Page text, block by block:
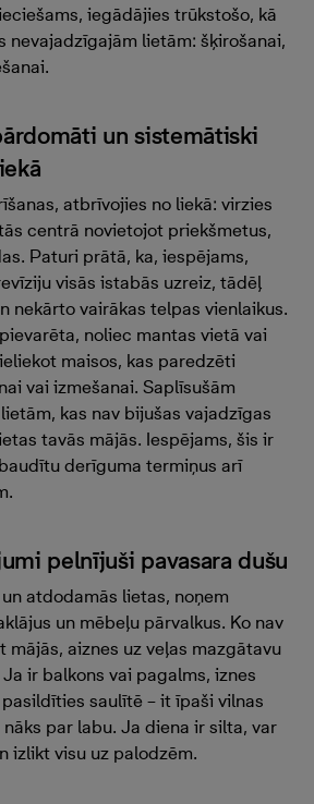
iegādājies trūkstošo, kā
nevajadzīgajām lietām: šķirošanai,
un sistemātiski
atbrīvojies no liekā: virzies
centrā novietojot priekšmetus,
Paturi prātā, ka, iespējams,
visās istabās uzreiz, tādēļ
nekārto vairākas telpas vienlaikus.
noliec mantas vietā vai
maisos, kas paredzēti
vai izmešanai. Saplīsušām
kas nav bijušas vajadzīgas
tavās mājās. Iespējams, šis ir
derīguma termiņus arī
pelnījuši pavasara dušu
atdodamās lietas, noņem
un mēbeļu pārvalkus. Ko nav
mājās, aiznes uz veļas mazgātavu
ir balkons vai pagalms, iznes
saulītē – it īpaši vilnas
par labu. Ja diena ir silta, var
izlikt visu uz palodzēm.